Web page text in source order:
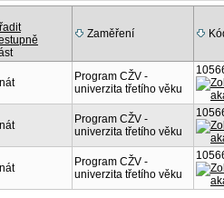
Zaměření
Program CŽV -
univerzita třetího věku
Program CŽV -
univerzita třetího věku
Program CŽV -
univerzita třetího věku